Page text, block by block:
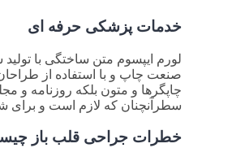
خدمات پزشکی حرفه ای
لورم ایپسوم متن ساختگی با تولید
صنعت چاپ و با استفاده از
چاپگرها و متون بلکه روزنامه و
سطرآنچنان که لازم است و برای
خطرات جراحی قلب باز